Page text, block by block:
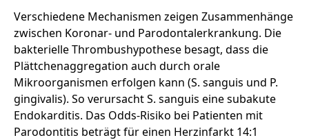
Verschiedene Mechanismen zeigen Zusammenhänge
zwischen Koronar- und Parodontalerkrankung. Die
bakterielle Thrombushypothese besagt, dass die
Plättchenaggregation auch durch orale
Mikroorganismen erfolgen kann (S. sanguis und P.
gingivalis). So verursacht S. sanguis eine subakute
Endokarditis. Das Odds-Risiko bei Patienten mit
Parodontitis beträgt für einen Herzinfarkt 14:1